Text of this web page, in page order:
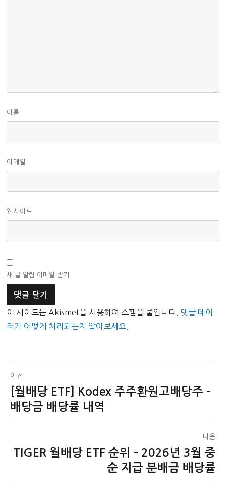
이름
이메일
웹사이트
새 글 알림 이메일 받기
이 사이트는 Akismet을 사용하여 스팸을 줄입니다. 댓글 데이
터가 어떻게 처리되는지 알아보세요.
글
탐
색
이전
이
전
[월배당 ETF] Kodex 주주환원고배당주 –
배당금 배당률 내역
다음
다
TIGER 월배당 ETF 순위 – 2026년 3월 중
순 지급 분배금 배당률